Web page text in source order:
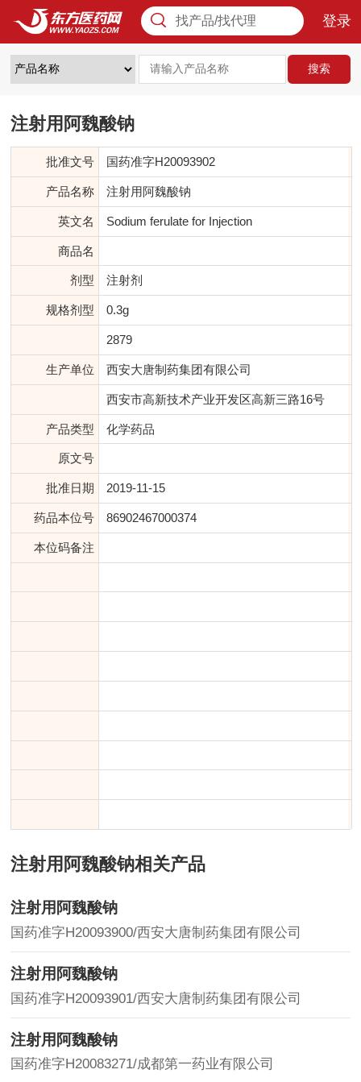
找产品/找代理 登录
搜索
注射用阿魏酸钠
批准文号 国药准字H20093902
产品名称 注射用阿魏酸钠
英文名 Sodium ferulate for Injection
商品名
剂型 注射剂
规格剂型 0.3g
2879
生产单位 西安大唐制药集团有限公司
西安市高新技术产业开发区高新三路16号
产品类型 化学药品
原文号
批准日期 2019-11-15
药品本位号 86902467000374
本位码备注
注射用阿魏酸钠相关产品
注射用阿魏酸钠
国药准字H20093900/西安大唐制药集团有限公司
注射用阿魏酸钠
国药准字H20093901/西安大唐制药集团有限公司
注射用阿魏酸钠
国药准字H20083271/成都第一药业有限公司